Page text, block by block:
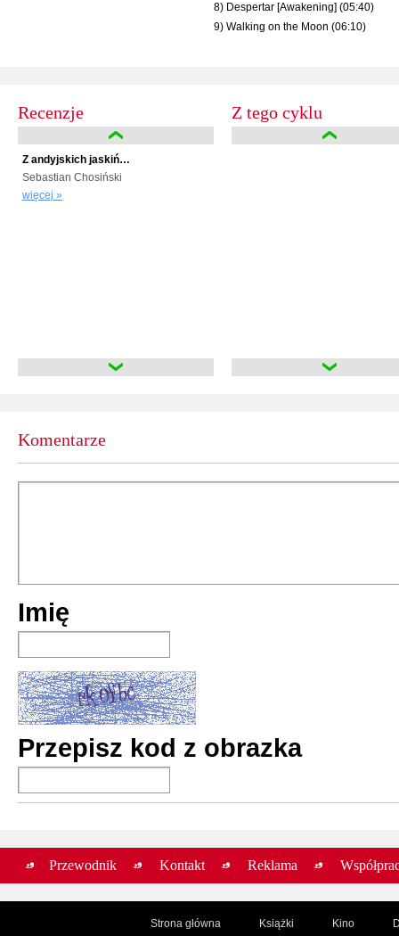
8) Despertar [Awakening] (05:40)
9) Walking on the Moon (06:10)
Recenzje
Z andyjskich jaskiń…
Sebastian Chosiński
więcej »
Z tego cyklu
Komentarze
Imię
Przepisz kod z obrazka
Przewodnik Kontakt Reklama
Strona główna Książki Kino